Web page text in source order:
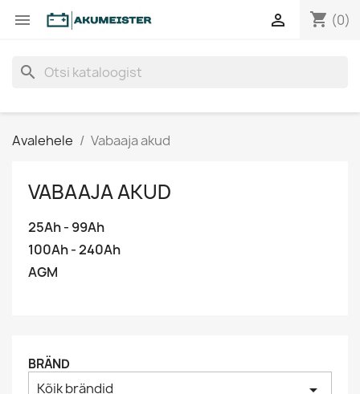
 shopping_cart (0)

search
Avalehele Vabaaja akud
VABAAJA AKUD
25Ah - 99Ah
100Ah - 240Ah
AGM
BRÄND
Kõik brändid arrow_drop_down